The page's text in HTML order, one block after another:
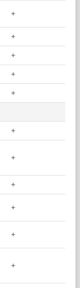
+
+
+
+
+
+
+
+
+
+
+